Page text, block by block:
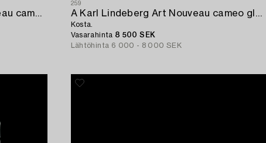
An Axel Enoch Boman Art Nouveau cameo glass bowl,
259
A Karl Lindeberg Art Nouveau cameo glass vase,
Kosta.
Vasarahinta 8 500 SEK
Lähtöhinta 6 000 - 8 000 SEK